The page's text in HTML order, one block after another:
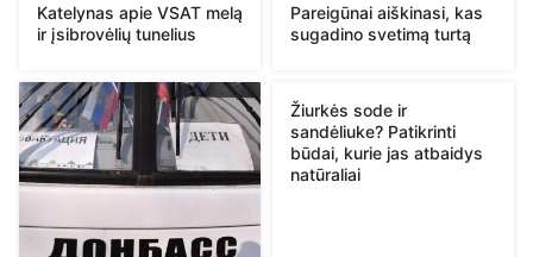
Katelynas apie VSAT melą
ir įsibrovėlių tunelius
Pareigūnai aiškinasi, kas
sugadino svetimą turtą
Žiurkės sode ir
sandėliuke? Patikrinti
būdai, kurie jas atbaidys
natūraliai